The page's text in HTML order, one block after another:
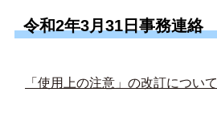
令和2年3月31日事務連絡
「使用上の注意」の改訂について